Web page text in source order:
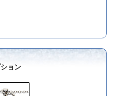
ョン